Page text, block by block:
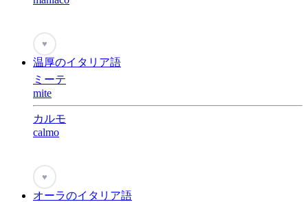
♥
温厚のイタリア語
ミーテ
mite
カルモ
calmo
♥
オーラのイタリア語